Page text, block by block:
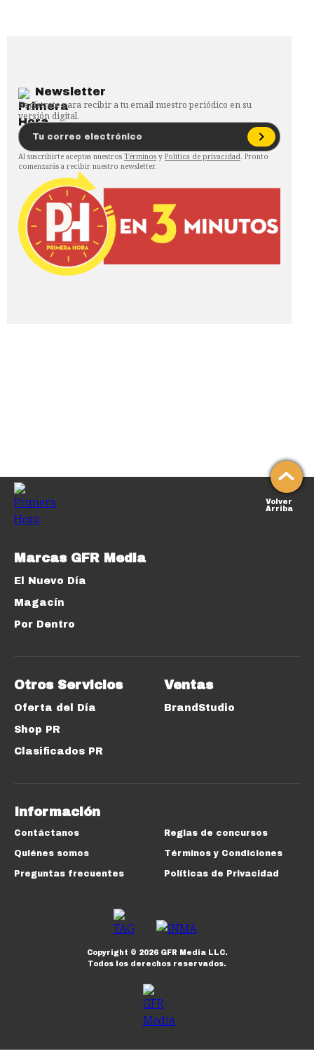
Newsletter
Regístrate para recibir a tu email nuestro periódico en su
versión digital.
Al suscribirte aceptas nuestros Términos y Política de privacidad. Pronto
comenzarás a recibir nuestro newsletter.
Volver
Arriba
Marcas GFR Media
El Nuevo Día
Magacín
Por Dentro
Otros Servicios
Oferta del Día
Shop PR
Clasificados PR
Ventas
BrandStudio
Información
Contáctanos
Quiénes somos
Preguntas frecuentes
Reglas de concursos
Términos y Condiciones
Políticas de Privacidad
Copyright © 2026GFR Media LLC.
Todos los derechos reservados.